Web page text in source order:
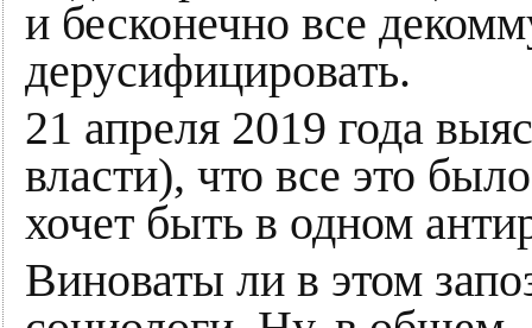
и бесконечно все
дерусифицировать.
21 апреля 2019 года
власти), что все это
хочет быть в одном
Виноваты ли в этом